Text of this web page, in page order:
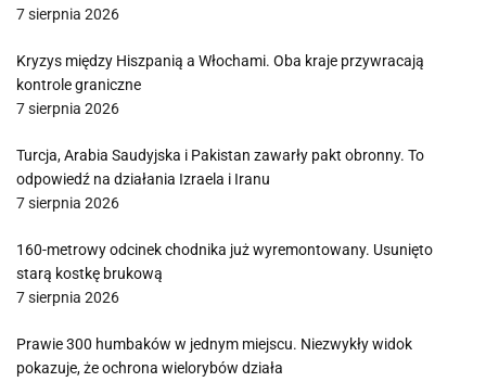
7 sierpnia 2026
Kryzys między Hiszpanią a Włochami. Oba kraje przywracają
kontrole graniczne
7 sierpnia 2026
Turcja, Arabia Saudyjska i Pakistan zawarły pakt obronny. To
odpowiedź na działania Izraela i Iranu
7 sierpnia 2026
160-metrowy odcinek chodnika już wyremontowany. Usunięto
starą kostkę brukową
7 sierpnia 2026
Prawie 300 humbaków w jednym miejscu. Niezwykły widok
pokazuje, że ochrona wielorybów działa